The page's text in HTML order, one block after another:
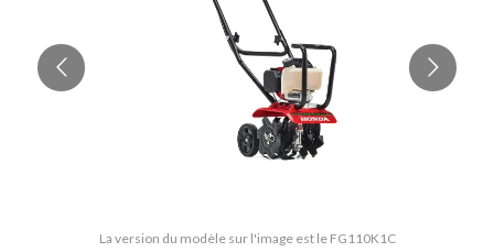
La version du modèle sur l'image est le FG110K1C